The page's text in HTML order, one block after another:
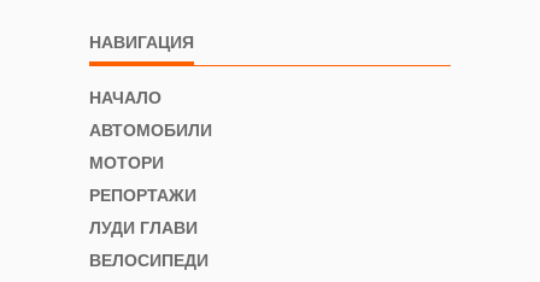
НАВИГАЦИЯ
НАЧАЛО
АВТОМОБИЛИ
МОТОРИ
РЕПОРТАЖИ
ЛУДИ ГЛАВИ
ВЕЛОСИПЕДИ